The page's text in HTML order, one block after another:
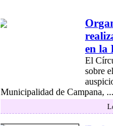
en la
El
sobre
Municipalidad de Campana, ...